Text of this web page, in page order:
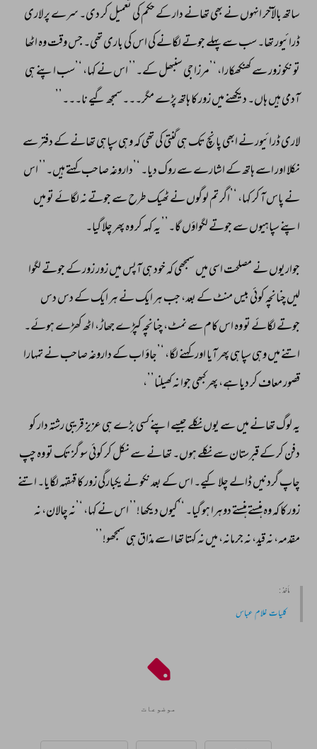
ساتھ بالآخر انہوں نے بھی تھانے دار کے حکم کی تعمیل کر دی۔ سرے پر لاری
ڈرائیور تھا۔ سب سے پہلے جوتے لگانے کی اس کی باری تھی۔ جس وقت وہ اٹھا
تو نکو زور سے کھنکھکارا، ‘’مرزا جی سنبھل کے۔’’ اس نے کہا، ‘’سب اپنے ہی
آدمی ہیں ہاں۔ دیکھنے میں زور کا ہاتھ پڑے مگر۔۔۔سمجھ گیے نا۔۔۔’’
لاری ڈرائیور نے ابھی پانچ تک ہی گنتی کی تھی کہ وہی سپاہی تھانے کے دفتر سے
نکلا اور اسے ہاتھ کے اشارے سے روک دیا۔ ‘’داروغہ صاحب کہتے ہیں۔’’ اس
نے پاس آ کر کہا، ‘’اگر تم لوگوں نے ٹھیک طرح سے جوتے نہ لگائے تو میں
اپنے سپاہیوں سے جوتے لگواؤں گا۔’’ یہ کہہ کر وہ پھر چلا گیا۔
جواریوں نے مصلحت اسی میں سمجھی کہ خود ہی آپس میں زور زور کے جوتے لگوا
لیں چنانچہ کوئی بیس منٹ کے بعد، جب ہر ایک نے ہر ایک کے دس دس
جوتے لگائے تو وہ اس کام سے نمٹ، چنانچہ کپڑے جھاڑ، اٹھ کھڑے ہوئے۔
اتنے میں وہی سپاہی پھر آیا اور کہنے لگا، ‘’جاؤ اب کے داروغہ صاحب نے تمہارا
قصور معاف کر دیا ہے، پھر کبھی جوا نہ کھیلنا’’،
یہ لوگ تھانے میں سے یوں نکلے جیسے اپنے کسی بڑے ہی عزیز قریبی رشتہ دار کو
دفن کر کے قبرستان سے نکلے ہوں۔ تھانے سے نکل کر کوئی سو گز تک تو وہ چپ
چاپ گردنیں ڈالے چلا کیے۔ اس کے بعد نکو نے یکبارگی زور کا قہقہہ لگایا۔ اتنے
زور کا کہ وہ ہنستے ہنستے دوہرا ہو گیا۔ ‘’کیوں دیکھا!’’ اس نے کہا، ‘’نہ چالان، نہ
مقدمہ، نہ قید، نہ جرمانہ، میں نہ کہتا تھا اسے مذاق ہی سمجھو!’’
مأخذ :
کلیات غلام عباس
موضوعات